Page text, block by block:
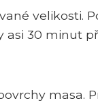
velikosti.
30 minut
masa.